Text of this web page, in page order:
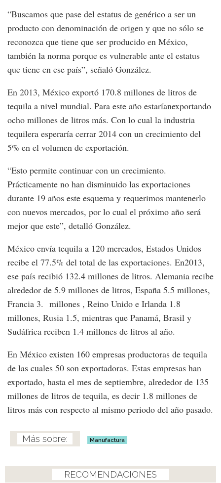
“Buscamos que pase del estatus de genérico a ser un
producto con denominación de origen y que no sólo se
reconozca que tiene que ser producido en México,
también la norma porque es vulnerable ante el estatus
que tiene en ese país”, señaló González.
En 2013, México exportó 170.8 millones de litros de
tequila a nivel mundial. Para este año estaríanexportando
ocho millones de litros más. Con lo cual la industria
tequilera esperaría cerrar 2014 con un crecimiento del
5% en el volumen de exportación.
“Esto permite continuar con un crecimiento.
Prácticamente no han disminuido las exportaciones
durante 19 años este esquema y requerimos mantenerlo
con nuevos mercados, por lo cual el próximo año será
mejor que este”, detalló González.
México envía tequila a 120 mercados, Estados Unidos
recibe el 77.5% del total de las exportaciones. En2013,
ese país recibió 132.4 millones de litros. Alemania recibe
alrededor de 5.9 millones de litros, España 5.5 millones,
Francia 3. millones , Reino Unido e Irlanda 1.8
millones, Rusia 1.5, mientras que Panamá, Brasil y
Sudáfrica reciben 1.4 millones de litros al año.
En México existen 160 empresas productoras de tequila
de las cuales 50 son exportadoras. Estas empresas han
exportado, hasta el mes de septiembre, alrededor de 135
millones de litros de tequila, es decir 1.8 millones de
litros más con respecto al mismo periodo del año pasado.
Manufactura
RECOMENDACIONES